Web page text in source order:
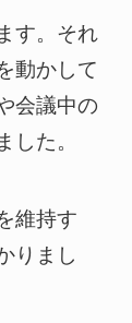
す。それ
動かして
会議中の
した。
維持す
りまし